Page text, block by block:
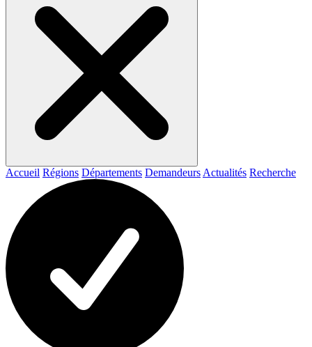
Accueil Régions Départements Demandeurs Actualités Recherche